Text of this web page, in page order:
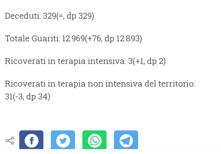
Deceduti: 329(=, dp 329)
Totale Guariti: 12.969(+76, dp 12.893)
Ricoverati in terapia intensiva: 3(+1, dp 2)
Ricoverati in terapia non intensiva del territorio:
31(-3, dp 34)